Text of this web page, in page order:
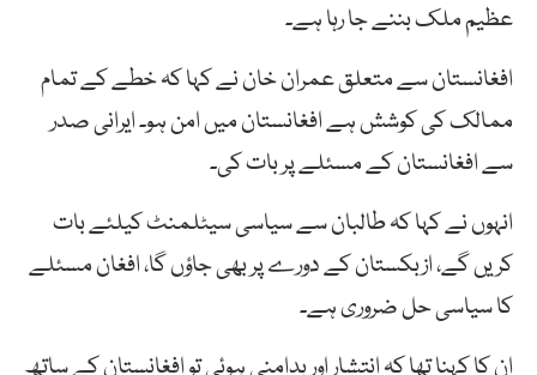
عظیمملکبننےجارہاہے۔
افغانستان سے متعلقعمرانخاننے کہا کہخطےکےتمام
ممالککیکوششہےافغانستانمیںامنہو۔ایرانیصدر
سےافغانستانکےمسئلےپرباتکی۔
انہوں نے کہاکہطالبانسےسیاسیسیٹلمنٹکیلئےبات
کریںگے،ازبکستانکےدورےپربھیجاؤںگا،افغانمسئلے
کاسیاسیحلضروریہے۔
ان کا کہنا تھا کہ انتشاراوربدامنیہوئیتوافغانستانکےساتھ